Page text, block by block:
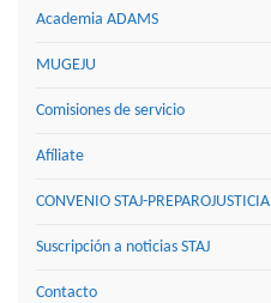
Academia ADAMS
MUGEJU
Comisiones de servicio
Afíliate
CONVENIO STAJ-PREPAROJUSTICIA
Suscripción a noticias STAJ
Contacto